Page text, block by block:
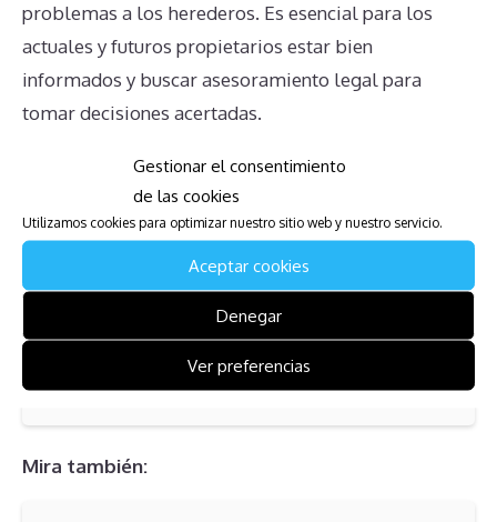
Gestionar el consentimiento
de las cookies
Utilizamos cookies para optimizar nuestro sitio web y nuestro servicio.
Aceptar cookies
Denegar
Ver preferencias
problemas a los herederos. Es esencial para los
actuales y futuros propietarios estar bien
informados y buscar asesoramiento legal para
tomar decisiones acertadas.
Mira también:
Royal Club at Bonnington Tower
Seaside Beach Club
Mira también: